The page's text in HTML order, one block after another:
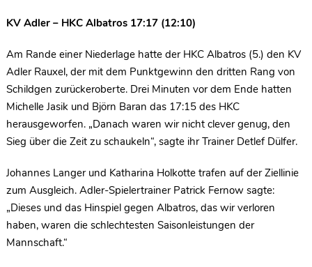
KV Adler – HKC Albatros 17:17 (12:10)
Am Rande einer Niederlage hatte der HKC Albatros (5.) den KV
Adler Rauxel, der mit dem Punktgewinn den dritten Rang von
Schildgen zurückeroberte. Drei Minuten vor dem Ende hatten
Michelle Jasik und Björn Baran das 17:15 des HKC
herausgeworfen. „Danach waren wir nicht clever genug, den
Sieg über die Zeit zu schaukeln“, sagte ihr Trainer Detlef Dülfer.
Johannes Langer und Katharina Holkotte trafen auf der Ziellinie
zum Ausgleich. Adler-Spielertrainer Patrick Fernow sagte:
„Dieses und das Hinspiel gegen Albatros, das wir verloren
haben, waren die schlechtesten Saisonleistungen der
Mannschaft.“